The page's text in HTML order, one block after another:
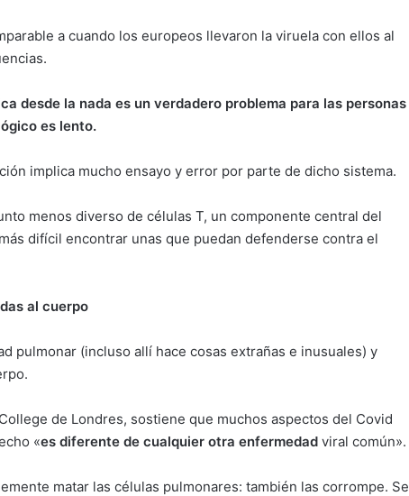
a cuando los europeos llevaron la viruela con ellos al
desde la nada es un verdadero problema para las personas
es lento.
implica mucho ensayo y error por parte de dicho sistema.
menos diverso de células T, un componente central del
difícil encontrar unas que puedan defenderse contra el
al cuerpo
pulmonar (incluso allí hace cosas extrañas e inusuales) y
de Londres, sostiene que muchos aspectos del Covid
«es diferente de cualquier otra enfermedad viral común».
matar las células pulmonares: también las corrompe. Se